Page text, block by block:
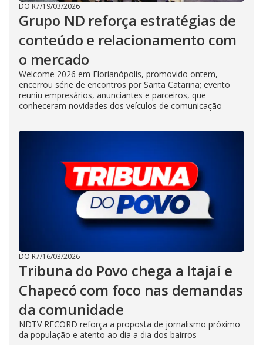
DO R7/19/03/2026
Grupo ND reforça estratégias de
conteúdo e relacionamento com
o mercado
Welcome 2026 em Florianópolis, promovido ontem,
encerrou série de encontros por Santa Catarina; evento
reuniu empresários, anunciantes e parceiros, que
conheceram novidades dos veículos de comunicação
DO R7/16/03/2026
Tribuna do Povo chega a Itajaí e
Chapecó com foco nas demandas
da comunidade
NDTV RECORD reforça a proposta de jornalismo próximo
da população e atento ao dia a dia dos bairros